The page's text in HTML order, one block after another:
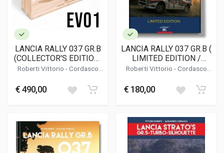
LANCIA RALLY 037 GR.B
(COLLECTOR'S EDITION)
- EVO1
Roberti Vittorio -Cordasco
€ 490,00
LANCIA RALLY 037 GR.B (
LIMITED EDITION /
EDIZIONE LIMITATA )
Roberti Vittorio -Cordasco
€ 180,00